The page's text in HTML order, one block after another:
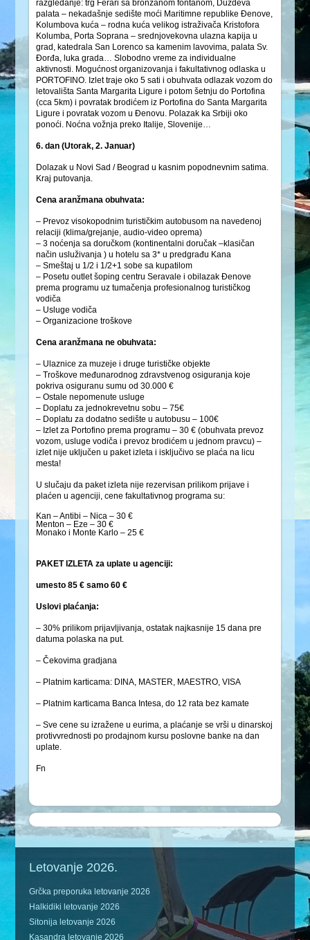
razgledanje: trg Ferari sa bronzanom fontanom, Duždeva
palata – nekadašnje sedište moći Maritimne republike Đenove,
Kolumbova kuća – rodna kuća velikog istraživača Kristofora
Kolumba, Porta Soprana – srednjovekovna ulazna kapija u
grad, katedrala San Lorenco sa kamenim lavovima, palata Sv.
Đorđa, luka grada… Slobodno vreme za individualne
aktivnosti. Mogućnost organizovanja i fakultativnog odlaska u
PORTOFINO. Izlet traje oko 5 sati i obuhvata odlazak vozom do
letovališta Santa Margarita Ligure i potom šetnju do Portofina
(cca 5km) i povratak brodićem iz Portofina do Santa Margarita
Ligure i povratak vozom u Đenovu. Polazak ka Srbiji oko
ponoći. Noćna vožnja preko Italije, Slovenije…
6. dan (Utorak, 2. Januar)
Dolazak u Novi Sad / Beograd u kasnim popodnevnim satima.
Kraj putovanja.
Cena aranžmana obuhvata:
– Prevoz visokopodnim turističkim autobusom na navedenoj
relaciji (klima/grejanje, audio-video oprema)
– 3 noćenja sa doručkom (kontinentalni doručak –klasičan
način usluživanja ) u hotelu sa 3* u predgrađu Kana
– Smeštaj u 1/2 i 1/2+1 sobe sa kupatilom
– Posetu outlet šoping centru Seravale i obilazak Đenove
prema programu uz tumačenja profesionalnog turističkog
vodiča
– Usluge vodiča
– Organizacione troškove
Cena aranžmana ne obuhvata:
– Ulaznice za muzeje i druge turističke objekte
– Troškove međunarodnog zdravstvenog osiguranja koje
pokriva osiguranu sumu od 30.000 €
– Ostale nepomenute usluge
– Doplatu za jednokrevetnu sobu – 75€
– Doplatu za dodatno sedište u autobusu – 100€
– Izlet za Portofino prema programu – 30 € (obuhvata prevoz
vozom, usluge vodiča i prevoz brodićem u jednom pravcu) –
izlet nije uključen u paket izleta i isključivo se plaća na licu
mesta!
U slučaju da paket izleta nije rezervisan prilikom prijave i
plaćen u agenciji, cene fakultativnog programa su:
Kan – Antibi – Nica – 30 €
Menton – Eze – 30 €
Monako i Monte Karlo – 25 €
PAKET IZLETA za uplate u agenciji:
umesto 85 € samo 60 €
Uslovi plaćanja:
– 30% prilikom prijavljivanja, ostatak najkasnije 15 dana pre
datuma polaska na put.
– Čekovima gradjana
– Platnim karticama: DINA, MASTER, MAESTRO, VISA
– Platnim karticama Banca Intesa, do 12 rata bez kamate
– Sve cene su izražene u eurima, a plaćanje se vrši u dinarskoj
protivvrednosti po prodajnom kursu poslovne banke na dan
uplate.
Fn
Letovanje 2026.
Grčka preporuka letovanje 2026
Halkidiki letovanje 2026
Sitonija letovanje 2026
Kasandra letovanje 2026